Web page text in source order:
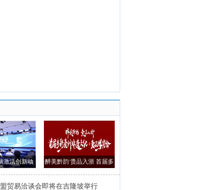
激活创新动
促转
醉美黔韵 贵品入浙 首届多
彩贵州非遗
贸易洽谈会即将在吉隆坡举行